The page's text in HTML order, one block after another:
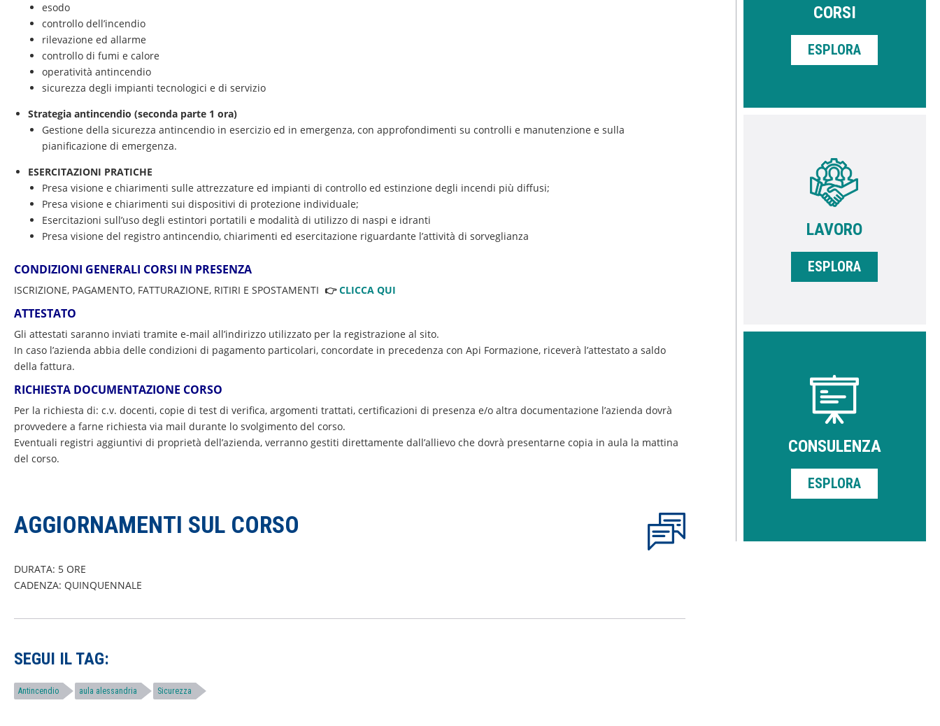
esodo
controllo dell’incendio
rilevazione ed allarme
controllo di fumi e calore
operatività antincendio
sicurezza degli impianti tecnologici e di servizio
Strategia antincendio (seconda parte 1 ora)
Gestione della sicurezza antincendio in esercizio ed in emergenza, con approfondimenti su controlli e manutenzione e sulla
pianificazione di emergenza.
ESERCITAZIONI PRATICHE
Presa visione e chiarimenti sulle attrezzature ed impianti di controllo ed estinzione degli incendi più diffusi;
Presa visione e chiarimenti sui dispositivi di protezione individuale;
Esercitazioni sull’uso degli estintori portatili e modalità di utilizzo di naspi e idranti
Presa visione del registro antincendio, chiarimenti ed esercitazione riguardante l’attività di sorveglianza
CONDIZIONI GENERALI CORSI IN PRESENZA
ISCRIZIONE, PAGAMENTO, FATTURAZIONE, RITIRI E SPOSTAMENTI 👉CLICCA QUI
ATTESTATO
Gli attestati saranno inviati tramite e-mail all’indirizzo utilizzato per la registrazione al sito.
In caso l’azienda abbia delle condizioni di pagamento particolari, concordate in precedenza con Api Formazione, riceverà l’attestato a saldo
della fattura.
RICHIESTA DOCUMENTAZIONE CORSO
Per la richiesta di: c.v. docenti, copie di test di verifica, argomenti trattati, certificazioni di presenza e/o altra documentazione l’azienda dovrà
provvedere a farne richiesta via mail durante lo svolgimento del corso.
Eventuali registri aggiuntivi di proprietà dell’azienda, verranno gestiti direttamente dall’allievo che dovrà presentarne copia in aula la mattina
del corso.
AGGIORNAMENTI SUL CORSO
DURATA: 5 ORE
CADENZA: QUINQUENNALE
SEGUI IL TAG:
Antincendio aula alessandria Sicurezza
CORSI
ESPLORA
LAVORO
ESPLORA
CONSULENZA
ESPLORA